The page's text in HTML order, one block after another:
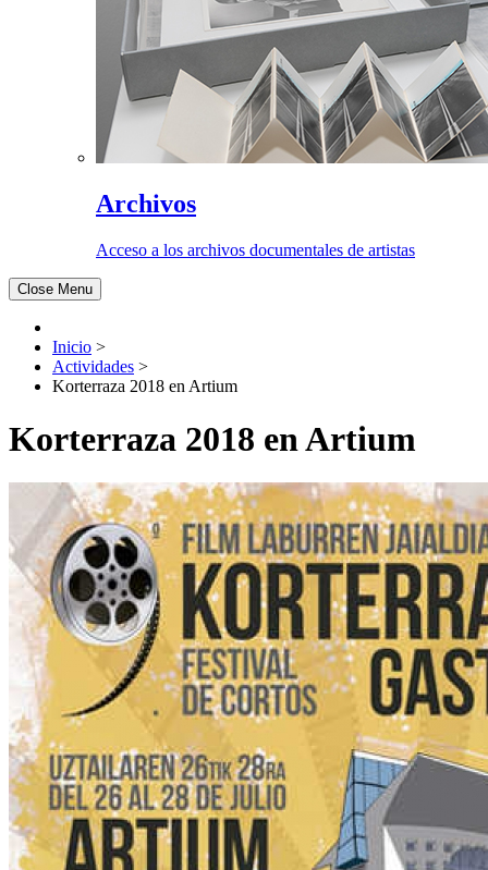
Archivos
Acceso a los archivos documentales de artistas
Close Menu
Inicio >
Actividades >
Korterraza 2018 en Artium
Korterraza 2018 en Artium